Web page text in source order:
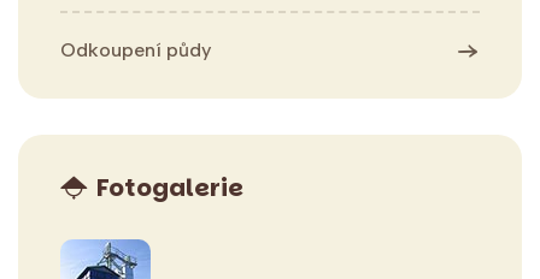
Odkoupení půdy
Fotogalerie